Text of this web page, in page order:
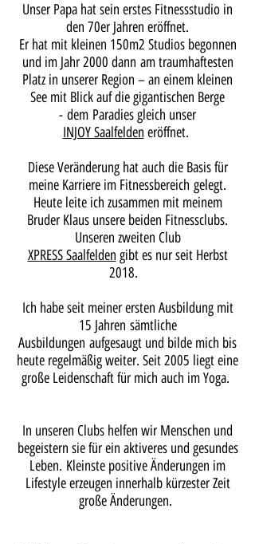
Unser Papa hat sein erstes Fitnessstudio in
den 70er Jahren eröffnet.
Er hat mit kleinen 150m2 Studios begonnen
und im Jahr 2000 dann am traumhaftesten
Platz in unserer Region – an einem kleinen
See mit Blick auf die gigantischen Berge
- dem Paradies gleich unser
INJOY Saalfelden eröffnet.
Diese Veränderung hat auch die Basis für
meine Karriere im Fitnessbereich gelegt.
Heute leite ich zusammen mit meinem
Bruder Klaus unsere beiden Fitnessclubs.
Unseren zweiten Club
XPRESS Saalfelden gibt es nur seit Herbst
2018.
Ich habe seit meiner ersten Ausbildung mit
15 Jahren sämtliche
Ausbildungen aufgesaugt und bilde mich bis
heute regelmäßig weiter. Seit 2005 liegt eine
große Leidenschaft für mich auch im Yoga.
In unseren Clubs helfen wir Menschen und
begeistern sie für ein aktiveres und gesundes
Leben. Kleinste positive Änderungen im
Lifestyle erzeugen innerhalb kürzester Zeit
große Änderungen.